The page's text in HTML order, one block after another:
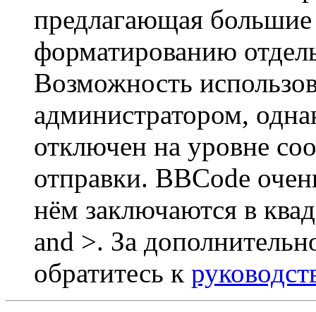
предлагающая
форматированию
Возможность
администратором,
отключен на уровне
отправки. BBCode
нём заключаются в
and >. За
обратитесь к